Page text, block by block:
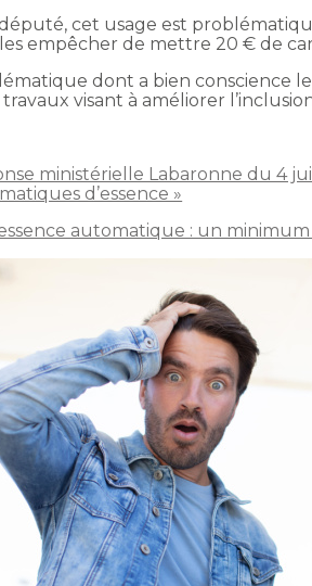
cet usage est
empêcher de mettre 20 € de
dont a bien conscience
visant à améliorer
ministérielle Labaronne du 4
d’essence »
automatique : un